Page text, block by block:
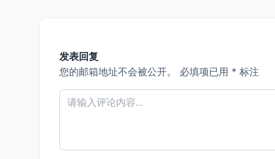
发表回复
您的邮箱地址不会被公开。
必填项已用 * 标注